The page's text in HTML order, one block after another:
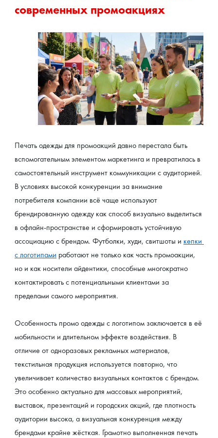
современных промоакциях
Печать одежды для промоакций давно перестала быть
вспомогательным элементом маркетинга и превратилась в
самостоятельный инструмент коммуникации с аудиторией.
В условиях высокой конкуренции за внимание
потребителя компании всё чаще используют
брендированную одежду как способ визуально выделиться
в офлайн-пространстве и сформировать устойчивую
ассоциацию с брендом. Футболки, худи, свитшоты и кепки
с логотипами работают не только как часть промоакции,
но и как носители айдентики, способные многократно
контактировать с потенциальными клиентами за
пределами самого мероприятия.
Особенность промо одежды с логотипом заключается в её
мобильности и длительном эффекте воздействия. В
отличие от одноразовых рекламных материалов,
текстильная продукция используется повторно, что
увеличивает количество визуальных контактов с брендом.
Это особенно актуально для массовых мероприятий,
выставок, презентаций и городских акций, где плотность
аудитории высока, а визуальная конкуренция между
брендами крайне жёсткая. Грамотно выполненная печать